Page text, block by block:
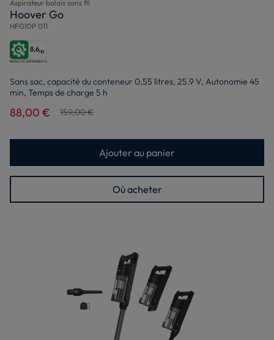
Aspirateur balais sans fil
Hoover Go
HFG10P 011
8,6/10
Sans sac, capacité du conteneur 0,55 litres, 25.9 V, Autonomie 45
min, Temps de charge 5 h
88,00 € 159,00 €
Ajouter au panier
Où acheter